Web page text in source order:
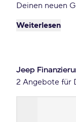
Deinen neuen
Weiterlesen
Jeep
2 Angebote für